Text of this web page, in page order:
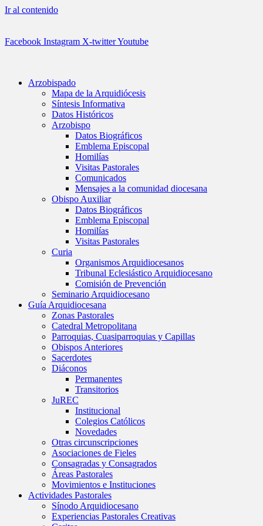
Ir al contenido
Facebook Instagram X-twitterYoutube
Arzobispado
Mapa de la Arquidiócesis
Síntesis Informativa
Datos Históricos
Arzobispo
Datos Biográficos
Emblema Episcopal
Homilías
Visitas Pastorales
Comunicados
Mensajes a la comunidad diocesana
Obispo Auxiliar
Datos Biográficos
Emblema Episcopal
Homilías
Visitas Pastorales
Curia
Organismos Arquidiocesanos
Tribunal Eclesiástico Arquidiocesano
Comisión de Prevención
Seminario Arquidiocesano
Guía Arquidiocesana
Zonas Pastorales
Catedral Metropolitana
Parroquias, Cuasiparroquias y Capillas
Obispos Anteriores
Sacerdotes
Diáconos
Permanentes
Transitorios
JuREC
Institucional
Colegios Católicos
Novedades
Otras circunscripciones
Asociaciones de Fieles
Consagradas y Consagrados
Áreas Pastorales
Movimientos e Instituciones
Actividades Pastorales
Sínodo Arquidiocesano
Experiencias Pastorales Creativas